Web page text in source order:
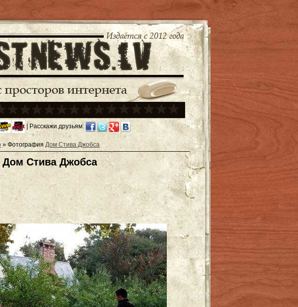
| Расскажи друзьям:
» Фотография Дом Стива Джобса
Стива Джобса